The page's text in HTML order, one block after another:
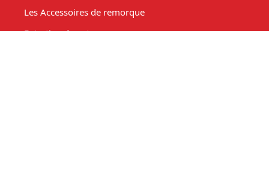
Les Accessoires de remorque
Entretien de votre remorque